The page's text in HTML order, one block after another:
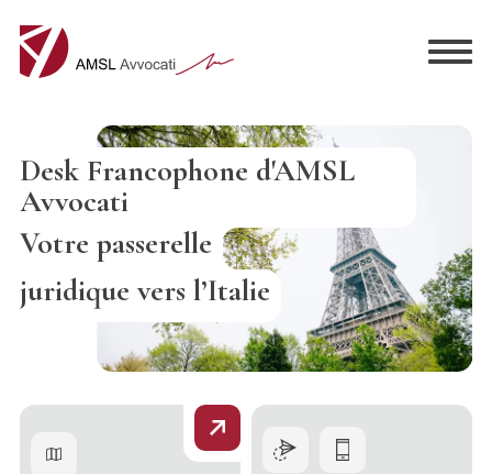
Desk Francophone d'AMSL
Avvocati
Votre passerelle
juridique vers l’Italie